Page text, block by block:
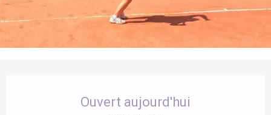
Ouvert aujourd'hui